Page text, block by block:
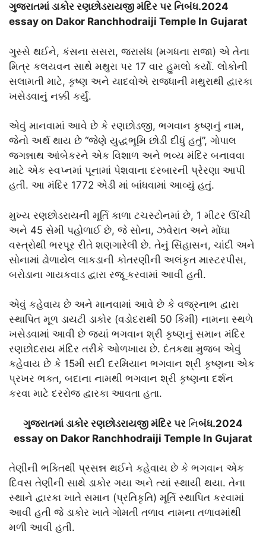
ગુજરાતમાં ડાકોર રણછોડરાયજી મંદિર પર નિબંધ.2024
essay on Dakor Ranchhodraiji Temple In Gujarat
ગુસ્સે થઈને, કંસના સસરા, જરાસંધ (મગધના રાજા) એ તેના
મિત્ર કલયવન સાથે મથુરા પર 17 વાર હુમલો કર્યો. લોકોની
સલામતી માટે, કૃષ્ણ અને યાદવોએ રાજધાની મથુરાથી દ્વારકા
ખસેડવાનું નક્કી કર્યું.
એવું માનવામાં આવે છે કે રણછોડજી, ભગવાન કૃષ્ણનું નામ,
જેનો અર્થ થાય છે “જેણે યુદ્ધભૂમિ છોડી દીધું હતું”, ગોપાલ
જગન્નાથ આંબેકરને એક વિશાળ અને ભવ્ય મંદિર બનાવવા
માટે એક સ્વપ્નમાં પૂનામાં પેશવાના દરબારની પ્રેરણા આપી
હતી. આ મંદિર 1772 એડી માં બાંધવામાં આવ્યું હતું.
મુખ્ય રણછોડરાયની મૂર્તિ કાળા ટચસ્ટોનમાં છે, 1 મીટર ઊંચી
અને 45 સેમી પહોળાઈ છે, જે સોના, ઝવેરાત અને મોંઘા
વસ્ત્રોથી ભરપૂર રીતે શણગારેલી છે. તેનું સિંહાસન, ચાંદી અને
સોનામાં ઢોળાયેલ લાકડાની કોતરણીની અલંકૃત માસ્ટરપીસ,
બરોડાના ગાયકવાડ દ્વારા રજૂ કરવામાં આવી હતી.
એવું કહેવાય છે અને માનવામાં આવે છે કે વજ્રનાભ દ્વારા
સ્થાપિત મૂળ ડાયટી ડાકોર (વડોદરાથી 50 કિમી) નામના સ્થળે
ખસેડવામાં આવી છે જ્યાં ભગવાન શ્રી કૃષ્ણનું સમાન મંદિર
રણછોદરાય મંદિર તરીકે ઓળખાય છે. દંતકથા મુજબ એવું
કહેવાય છે કે 15મી સદી દરમિયાન ભગવાન શ્રી કૃષ્ણના એક
પ્રખર ભક્ત, બદાના નામથી ભગવાન શ્રી કૃષ્ણના દર્શન
કરવા માટે દરરોજ દ્વારકા આવતા હતા.
ગુજરાતમાં ડાકોર રણછોડરાયજી મંદિર પર નિબંધ.2024
essay on Dakor Ranchhodraiji Temple In Gujarat
તેણીની ભક્તિથી પ્રસન્ન થઈને કહેવાય છે કે ભગવાન એક
દિવસ તેણીની સાથે ડાકોર ગયા અને ત્યાં સ્થાયી થયા. તેના
સ્થાને દ્વારકા ખાતે સમાન (પ્રતિકૃતિ) મૂર્તિ સ્થાપિત કરવામાં
આવી હતી જે ડાકોર ખાતે ગોમતી તળાવ નામના તળાવમાંથી
મળી આવી હતી.